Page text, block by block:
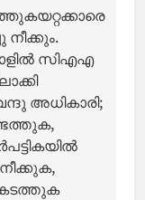
നീക്കും.
സിഎഎ
അധികാരി;